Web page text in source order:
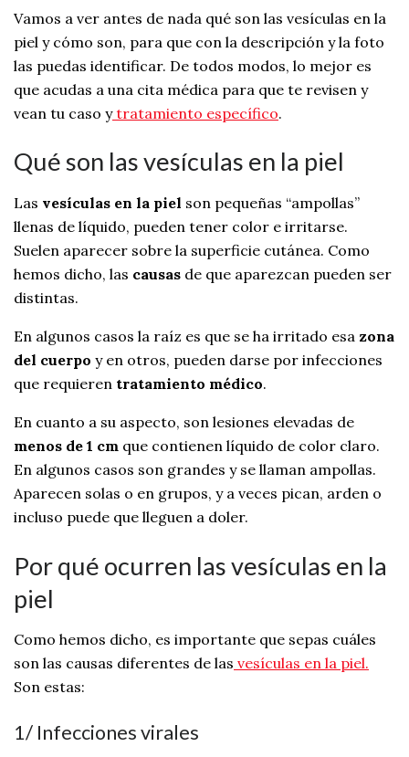
Vamos a ver antes de nada qué son las vesículas en la
piel y cómo son, para que con la descripción y la foto
las puedas identificar. De todos modos, lo mejor es
que acudas a una cita médica para que te revisen y
vean tu caso ytratamiento específico.
Qué son las vesículas en la piel
Las vesículas en la piel son pequeñas “ampollas”
llenas de líquido, pueden tener color e irritarse.
Suelen aparecer sobre la superficie cutánea. Como
hemos dicho, las causas de que aparezcan pueden ser
distintas.
En algunos casos la raíz es que se ha irritado esa zona
del cuerpo y en otros, pueden darse por infecciones
que requieren tratamiento médico.
En cuanto a su aspecto, son lesiones elevadas de
menos de 1 cm que contienen líquido de color claro.
En algunos casos son grandes y se llaman ampollas.
Aparecen solas o en grupos, y a veces pican, arden o
incluso puede que lleguen a doler.
Por qué ocurren las vesículas en la
piel
Como hemos dicho, es importante que sepas cuáles
son las causas diferentes de las vesículas en la piel.
Son estas:
1/ Infecciones virales